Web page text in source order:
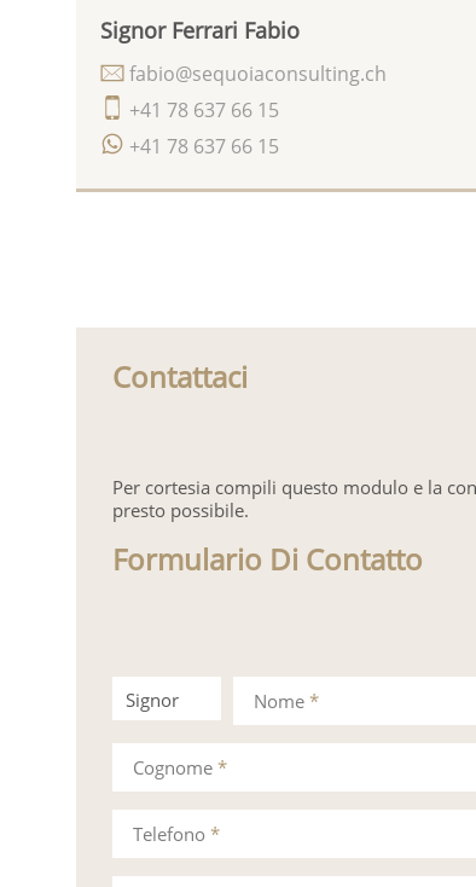
Signor Ferrari Fabio
+41 78 637 66 15
+41 78 637 66 15
fabio@sequoiaconsulting.ch
Contattaci
Per cortesia compili questo modulo e la
presto possibile.
Formulario Di Contatto
Signor
Signora
Nome*
Telefono*
Cognome*